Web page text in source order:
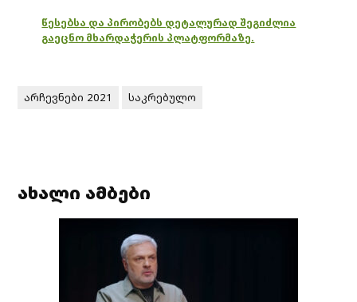
წესებსა და პირობებს დეტალურად შეგიძლია
გაეცნო მხარდაჭერის პლატფორმაზე.
არჩევნები 2021 საკრებულო
ახალი ამბები